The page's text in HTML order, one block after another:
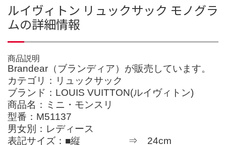
ルイヴィトン リュックサック モノグラ
ムの詳細情報
商品説明
Brandear（ブランディア）が販売しています。
カテゴリ：リュックサック
ブランド：LOUIS VUITTON(ルイヴィトン)
商品名：ミニ・モンスリ
型番：M51137
男女別：レディース
表記サイズ：■縦 ⇒ 24cm